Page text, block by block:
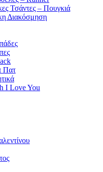
Τσάντες – Πουγκιά
Διακόσμηση
Πατ
I Love You